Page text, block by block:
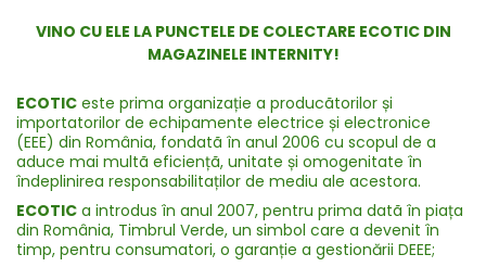
VINO CU ELE LA PUNCTELE DE COLECTARE ECOTIC DIN
MAGAZINELE INTERNITY!
ECOTIC este prima organizație a producãtorilor și
importatorilor de echipamente electrice și electronice
(EEE) din România, fondatã în anul 2006 cu scopul de a
aduce mai multã eficiențã, unitate și omogenitate în
îndeplinirea responsabilitaților de mediu ale acestora.
ECOTIC a introdus în anul 2007, pentru prima datã în piața
din România, Timbrul Verde, un simbol care a devenit în
timp, pentru consumatori, o garanție a gestionării DEEE;